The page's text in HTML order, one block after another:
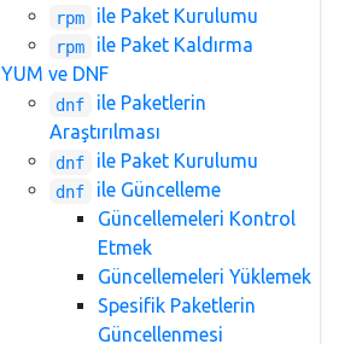
rpm ile Paket Kurulumu
rpm
ile Paket Kaldırma
YUM ve DNF
dnf
ile Paketlerin
Araştırılması
dnf ile Paket Kurulumu
dnf
ile Güncelleme
Güncellemeleri Kontrol
Etmek
Güncellemeleri Yüklemek
Spesifik Paketlerin
Güncellenmesi